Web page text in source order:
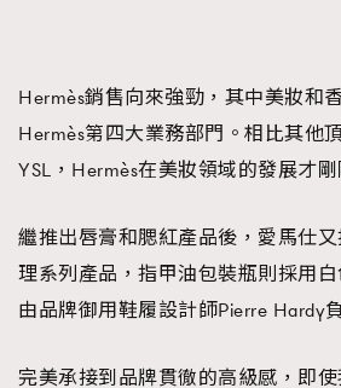
Hermès銷售向來強勁，其中美妝和
Hermès第四大業務部門。相比其他
YSL，Hermès在美妝領域的發展才剛
繼推出唇膏和腮紅產品後，愛馬仕
理系列產品，指甲油包裝瓶則採用白
由品牌御用鞋履設計師Pierre Hardy
完美承接到品牌貫徹的高級感，即